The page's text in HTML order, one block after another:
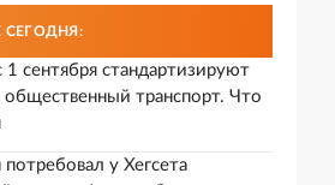
СЕГОДНЯ:
1 сентября стандартизируют
транспорт. Что
у Хегсета